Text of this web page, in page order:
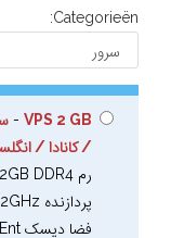
Categorieën:
VPS 2 GB
-
/ کانادا /
رم 2GB DDR4
پردازنده 2Core – 2GHz
فضا دیسک 20GB SAS Ent